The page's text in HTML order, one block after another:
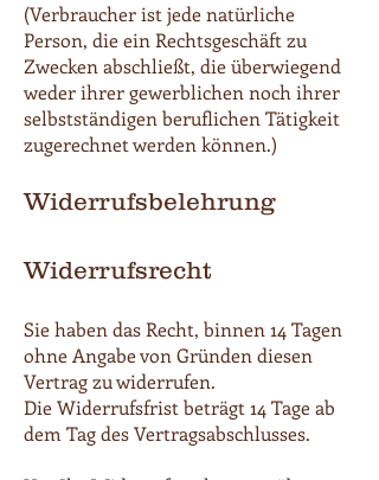
(Verbraucher ist jede natürliche
Person, die ein Rechtsgeschäft zu
Zwecken abschließt, die überwiegend
weder ihrer gewerblichen noch ihrer
selbstständigen beruflichen Tätigkeit
zugerechnet werden können.)
Widerrufsbelehrung
Widerrufsrecht
Sie haben das Recht, binnen 14 Tagen
ohne Angabe von Gründen diesen
Vertrag zu widerrufen.
Die Widerrufsfrist beträgt 14 Tage ab
dem Tag des Vertragsabschlusses.